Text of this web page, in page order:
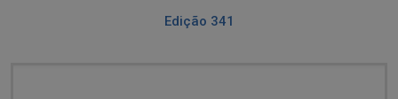
Edição 341